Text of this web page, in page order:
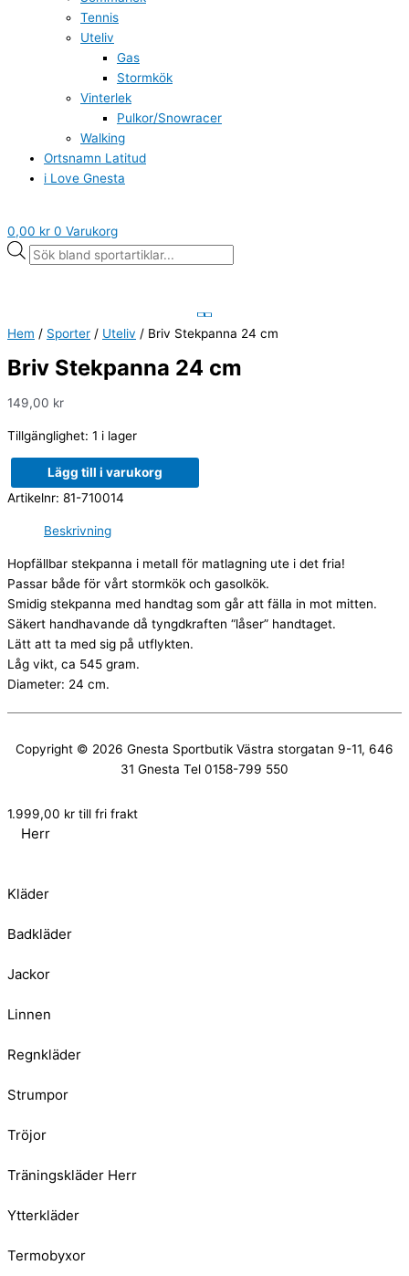
Tennis
Uteliv
Gas
Stormkök
Vinterlek
Pulkor/Snowracer
Walking
Ortsnamn Latitud
i Love Gnesta
0,00 kr 0 Varukorg
Hem / Sporter / Uteliv / Briv Stekpanna 24 cm
Briv Stekpanna 24 cm
149,00 kr
Tillgänglighet: 1 i lager
Lägg till i varukorg
Artikelnr: 81-710014
Beskrivning
Hopfällbar stekpanna i metall för matlagning ute i det fria!
Passar både för vårt stormkök och gasolkök.
Smidig stekpanna med handtag som går att fälla in mot mitten.
Säkert handhavande då tyngdkraften “låser” handtaget.
Lätt att ta med sig på utflykten.
Låg vikt, ca 545 gram.
Diameter: 24 cm.
Copyright © 2026 Gnesta Sportbutik Västra storgatan 9-11, 646
31 Gnesta Tel 0158-799 550
1.999,00 kr till fri frakt
Herr
Kläder
Badkläder
Jackor
Linnen
Regnkläder
Strumpor
Tröjor
Träningskläder Herr
Ytterkläder
Termobyxor